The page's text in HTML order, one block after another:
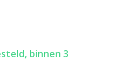
binnen 3